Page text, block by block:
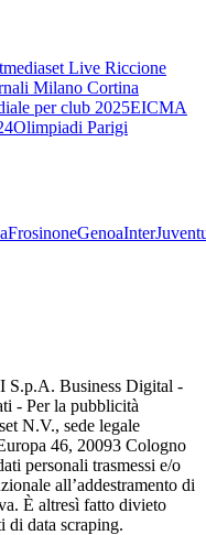
Live Riccione
Milano Cortina
per club 2025EICMA
Olimpiadi Parigi
FrosinoneGenoaInter
S.p.A. Business Digital -
- Per la pubblicità
N.V., sede legale
46, 20093 Cologno
personali trasmessi e/o
all’addestramento di
È altresì fatto divieto
di data scraping.